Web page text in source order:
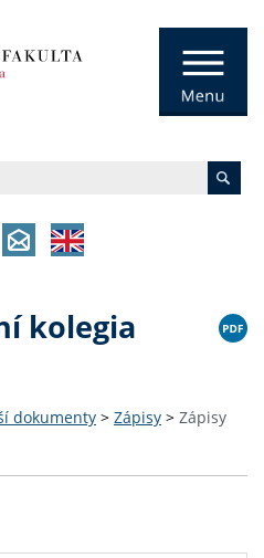
kolegia
dokumenty > Zápisy > Zápisy